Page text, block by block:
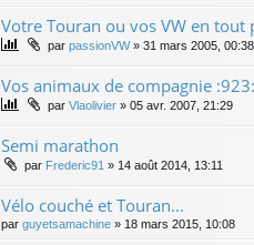
Votre Touran ou vos VW en tout
par passionVW» 31 mars 2005, 00:38
Vos animaux de compagnie :923:
par Vlaolivier » 05 avr. 2007, 21:29
Semi marathon
par Frederic91 » 14 août 2014, 13:11
Vélo couché et Touran...
par guyetsamachine » 18 mars 2015, 10:08